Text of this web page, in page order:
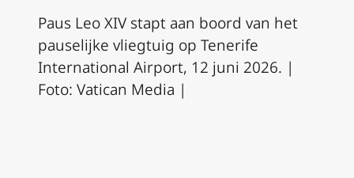
Paus Leo XIV stapt aan boord van het
pauselijke vliegtuig op Tenerife
International Airport, 12 juni 2026. |
Foto: Vatican Media |